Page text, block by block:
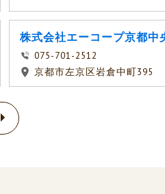
株式会社エーコープ京都中
075-701-2512
京都市左京区岩倉中町395